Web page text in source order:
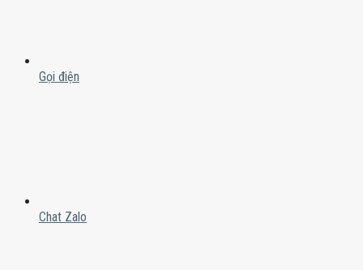
Gọi điện
Chat Zalo